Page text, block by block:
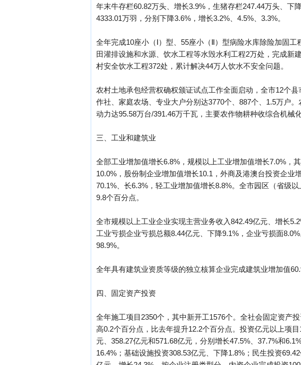
年末牛存栏60.82万头、增长3.9%，生猪存栏247.44万头、下
4333.01万羽，分别下降3.6%，增长3.2%、4.5%、3.3%。
全年完成10座小（Ⅰ）型、55座小（Ⅱ）型病险水库除险加固
田灌排设施和水源、饮水工程等水毁水利工程2万处，完成新
村安全饮水工程372处，累计解决44万人饮水不安全问题。
农村土地承包经营权确权颁证试点工作全面启动，全市12个
作社、家庭农场、专业大户分别达3770个、887个、1.5万户
动力达95.58万台/391.46万千瓦，主要农作物耕种收综合机械
三、工业和建筑业
全部工业增加值增长6.8%，规模以上工业增加值增长7.0%，
10.0%，股份制企业增加值增长10.1，外商及港澳台投资企
70.1%、长6.3%，轻工业增加值增长8.8%。全市园区（省级
9.8个百分点。
全市规模以上工业企业实现主营业务收入842.49亿元、增长
工业亏损企业亏损总额8.44亿元、下降9.1%，企业亏损面
98.9%。
全年具有建筑业资质等级的独立核算企业完成建筑业增加值
四、固定资产投资
全年施工项目2350个，其中新开工1576个。全社会固定资产
高0.2个百分点，比去年提升12.2个百分点。投资亿元以上项
元、358.27亿元和571.68亿元，分别增长47.5%、37.7%和
16.4%；基础设施投资308.53亿元、下降1.8%；民生投资